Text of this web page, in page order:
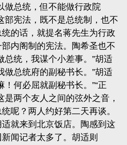
做总统，但不能做行政院
部宪法，既不是总统制，也不
的话，就提名蒋先生为行政
内阁制的宪法。陶希圣也不
总统，我谋个小差事。”胡适
做总统府的副秘书长。”胡适
！何必屈就副秘书长。”“正
是两个友人之间的弦外之音，
呢？两人约好第二天再谈。
就来到北京饭店。陶感到这
闻记者太多了。胡适则